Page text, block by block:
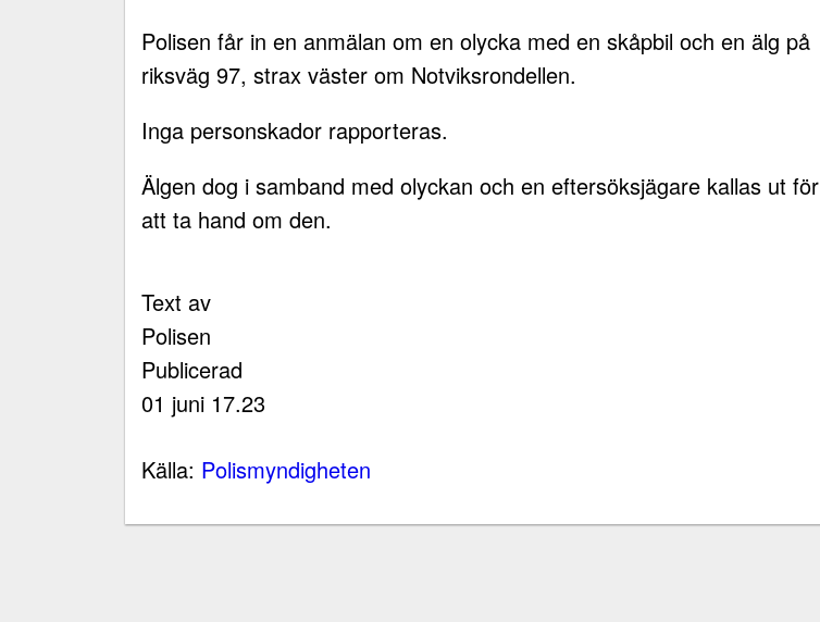
Polisen får in en anmälan om en olycka med en skåpbil och en älg på
riksväg 97, strax väster om Notviksrondellen.
Inga personskador rapporteras.
Älgen dog i samband med olyckan och en eftersöksjägare kallas ut för
att ta hand om den.
Text av
Polisen
Publicerad
01 juni 17.23
Källa: Polismyndigheten